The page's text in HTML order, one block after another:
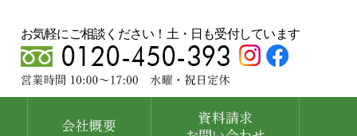
お気軽にご相談ください！土・日も受付しています